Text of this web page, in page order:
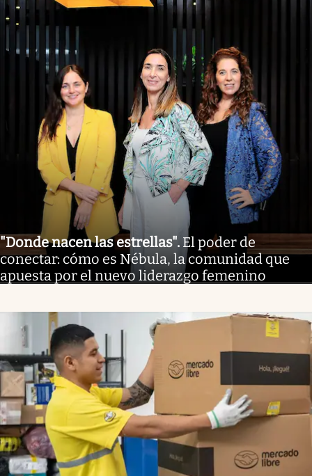
"Donde nacen las estrellas". El poder de
conectar: cómo es Nébula, la comunidad que
apuesta por el nuevo liderazgo femenino